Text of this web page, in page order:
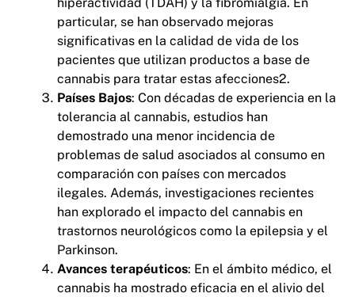
particular, se han observado mejoras
significativas en la calidad de vida de los
pacientes que utilizan productos a base de
cannabis para tratar estas afecciones2.
Países Bajos: Con décadas de experiencia en la
tolerancia al cannabis, estudios han
demostrado una menor incidencia de
problemas de salud asociados al consumo en
comparación con países con mercados
ilegales. Además, investigaciones recientes
han explorado el impacto del cannabis en
trastornos neurológicos como la epilepsia y el
Parkinson.
Avances terapéuticos: En el ámbito médico, el
cannabis ha mostrado eficacia en el alivio del